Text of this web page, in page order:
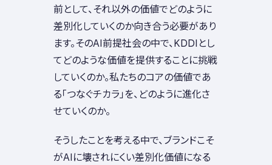
前として、それ以外の価値でどのように
差別化していくのか向き合う必要があり
ます。そのAI前提社会の中で、KDDIとし
てどのような価値を提供することに挑戦
していくのか。私たちのコアの価値であ
る「つなぐチカラ」を、どのように進化さ
せていくのか。
そうしたことを考える中で、ブランドこそ
がAIに壊されにくい差別化価値になる